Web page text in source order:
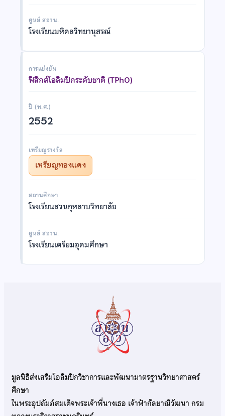
ศูนย์ สอวน.
โรงเรียนมหิดลวิทยานุสรณ์
การแข่งขัน
ฟิสิกส์โอลิมปิกระดับชาติ (TPhO)
ปี (พ.ศ.)
2552
เหรียญรางวัล
เหรียญทองแดง
สถานศึกษา
โรงเรียนสวนกุหลาบวิทยาลัย
ศูนย์ สอวน.
โรงเรียนเตรียมอุดมศึกษา
มูลนิธิส่งเสริมโอลิมปิกวิชาการและพัฒนามาตรฐานวิทยาศาสตร์
ศึกษา
ในพระอุปถัมภ์สมเด็จพระเจ้าพี่นางเธอ เจ้าฟ้ากัลยาณิวัฒนา กรม